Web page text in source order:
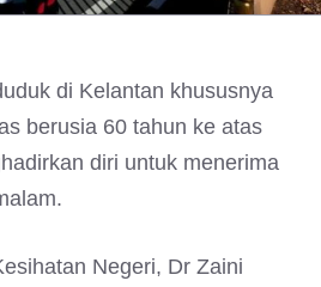
di Kelantan khususnya
berusia 60 tahun ke atas
diri untuk menerima
Negeri, Dr Zaini